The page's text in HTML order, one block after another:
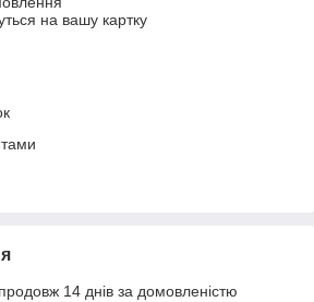
на вашу картку
14 днів за домовленістю